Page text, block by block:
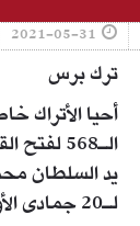
2021-05-31
ترك برس
أحيا الأتراك
الـ568
لـ20 جمادى الأولى سنة 857هـ.